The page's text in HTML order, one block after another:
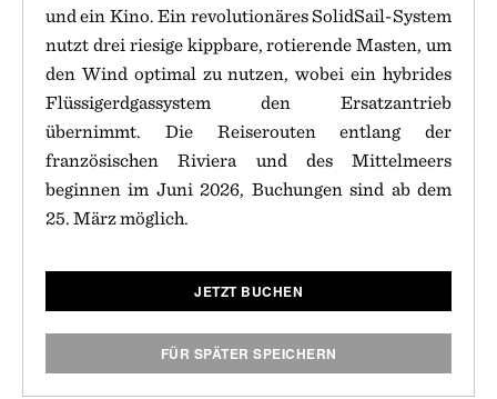
und ein Kino. Ein revolutionäres SolidSail-System
nutzt drei riesige kippbare, rotierende Masten, um
den Wind optimal zu nutzen, wobei ein hybrides
Flüssigerdgassystem den Ersatzantrieb
übernimmt. Die Reiserouten entlang der
französischen Riviera und des Mittelmeers
beginnen im Juni 2026, Buchungen sind ab dem
25. März möglich.
JETZT BUCHEN
FÜR SPÄTER SPEICHERN